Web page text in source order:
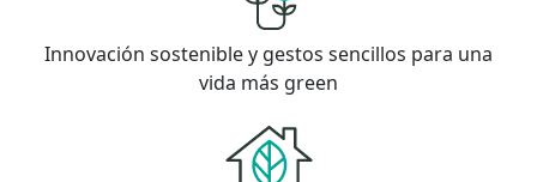
Innovación sostenible y gestos sencillos para una
vida más green